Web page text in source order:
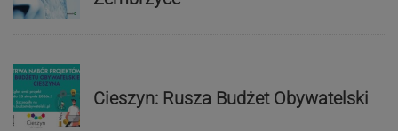
Cieszyn: Rusza Budżet Obywatelski